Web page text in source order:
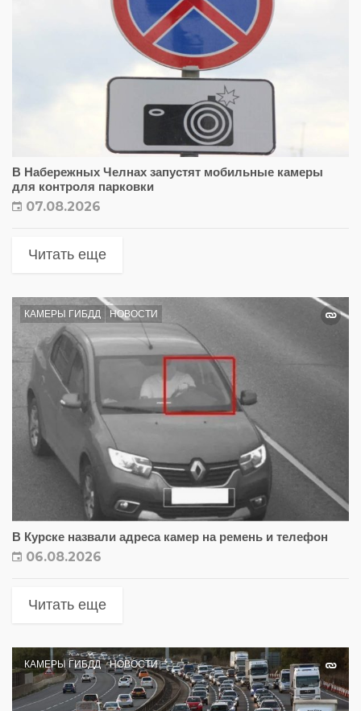
В Набережных Челнах запустят мобильные камеры
для контроля парковки
07.08.2026
Читать еще
КАМЕРЫ ГИБДД НОВОСТИ
В Курске назвали адреса камер на ремень и телефон
06.08.2026
Читать еще
КАМЕРЫ ГИБДД НОВОСТИ